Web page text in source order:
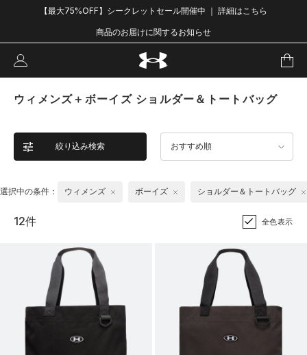
【最大75%OFF】シークレットセール開催中 ｜ 詳細はこちら
商品のお届けに関するお知らせ
ウィメンズ＋ボーイズ ショルダー＆トートバッグ
絞り込み検索 おすすめ順
選択中の条件： ウィメンズ ボーイズ ショルダー＆トートバッグ
12件 全色表示